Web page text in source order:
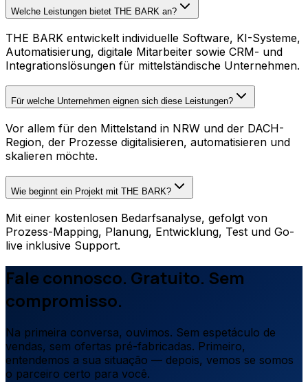
Welche Leistungen bietet THE BARK an?
THE BARK entwickelt individuelle Software, KI-Systeme,
Automatisierung, digitale Mitarbeiter sowie CRM- und
Integrationslösungen für mittelständische Unternehmen.
Für welche Unternehmen eignen sich diese Leistungen?
Vor allem für den Mittelstand in NRW und der DACH-
Region, der Prozesse digitalisieren, automatisieren und
skalieren möchte.
Wie beginnt ein Projekt mit THE BARK?
Mit einer kostenlosen Bedarfsanalyse, gefolgt von
Prozess-Mapping, Planung, Entwicklung, Test und Go-
live inklusive Support.
Fale connosco. Gratuito. Sem
compromisso.
Na primeira conversa, ouvimos. Sem espetáculo de
vendas, sem ofertas pré-fabricadas. Primeiro,
entendemos a sua situação — depois, vemos se somos
o parceiro certo para você.